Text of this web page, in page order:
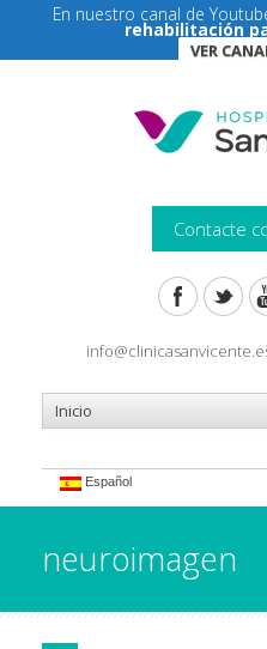
En nuestro canal de
rehabilitación
VER
Contacte
Español
neuroimagen